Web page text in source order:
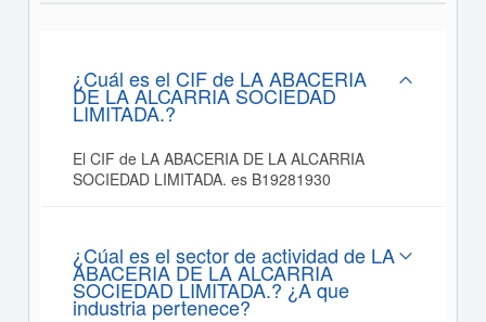
¿Cuál es el CIF de LA ABACERIA
DE LA ALCARRIA SOCIEDAD
LIMITADA.?
El CIF de LA ABACERIA DE LA ALCARRIA
SOCIEDAD LIMITADA. es B19281930
¿Cúal es el sector de actividad de LA
ABACERIA DE LA ALCARRIA
SOCIEDAD LIMITADA.? ¿A que
industria pertenece?